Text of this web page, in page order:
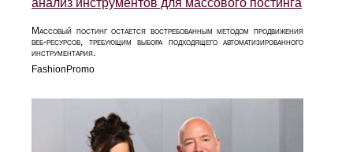
анализ инструментов для массового постинга
Массовый постинг остается востребованным методом продвижения
веб-ресурсов, требующим выбора подходящего автоматизированного
инструментария.
FashionPromo